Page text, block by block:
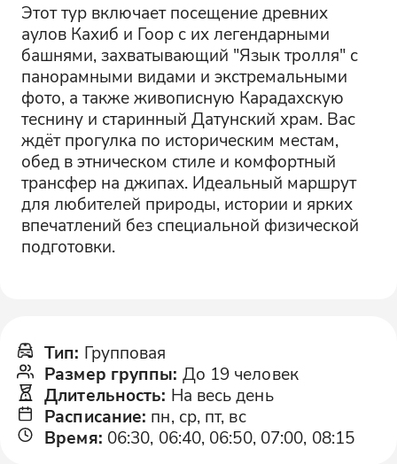
Этот тур включает посещение древних
аулов Кахиб и Гоор с их легендарными
башнями, захватывающий "Язык тролля" с
панорамными видами и экстремальными
фото, а также живописную Карадахскую
теснину и старинный Датунский храм. Вас
ждёт прогулка по историческим местам,
обед в этническом стиле и комфортный
трансфер на джипах. Идеальный маршрут
для любителей природы, истории и ярких
впечатлений без специальной физической
подготовки.
Тип: Групповая
Размер группы: До 19 человек
Длительность: На весь день
Расписание: пн, ср, пт, вс
Время: 06:30, 06:40, 06:50, 07:00, 08:15